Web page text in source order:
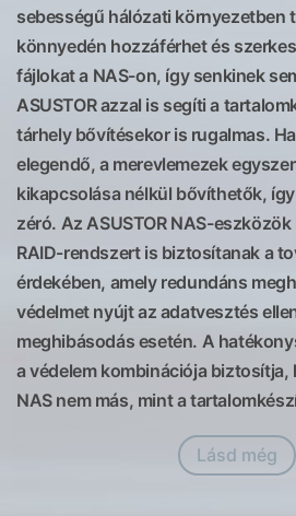
sebességű hálózati környezetben
könnyedén hozzáférhet és
fájlokat a NAS-on, így senkinek
ASUSTOR azzal is segíti a
tárhely bővítésekor is rugalmas.
elegendő, a merevlemezek
kikapcsolása nélkül bővíthetők,
zéró. Az ASUSTOR NAS-
RAID-rendszert is biztosítanak a
érdekében, amely redundáns
védelmet nyújt az adatvesztés
meghibásodás esetén. A
a védelem kombinációja biztosítja,
NAS nem más, mint a
Lásd még